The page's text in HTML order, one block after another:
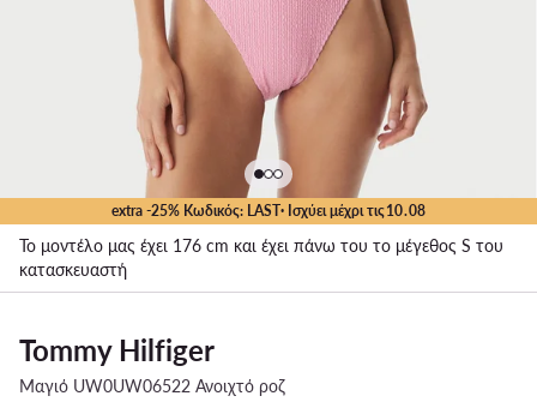
extra -25% Κωδικός: LAST· Ισχύει μέχρι τις10.08
Το μοντέλο μας έχει 176 cm και έχει πάνω του το μέγεθος S του
κατασκευαστή
Tommy Hilfiger
Μαγιό UW0UW06522 Ανοιχτό ροζ